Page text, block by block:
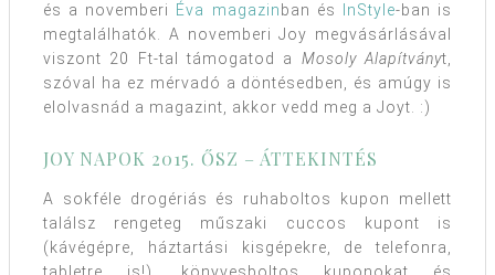
és a novemberi Éva magazin ban és InStyle-ban is
megtalálhatók. A novemberi Joy megvásárlásával
viszont 20 Ft-tal támogatod a Mosoly Alapítványt,
szóval ha ez mérvadó a döntésedben, és amúgy is
elolvasnád a magazint, akkor vedd meg a Joyt. :)
JOY NAPOK 2015. ŐSZ – ÁTTEKINTÉS
A sokféle drogériás és ruhaboltos kupon mellett
találsz rengeteg műszaki cuccos kupont is
(kávégépre, háztartási kisgépekre, de telefonra,